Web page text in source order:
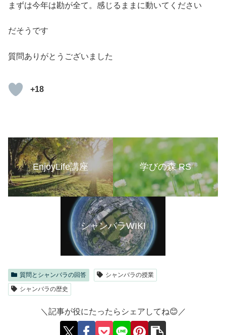
まずは今年は勘が全て。感じるままに動いてください
だそうです
質問ありがとうございました
+18
EnjoyLife講座 学びの森 RS
シャンバラWIKI
質問とシャンバラの回答
シャンバラの授業
シャンバラの歴史
＼記事が役にたったらシェアしてね😊／